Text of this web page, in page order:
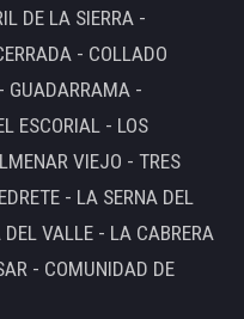
DE LA SIERRA -
- COLLADO
GUADARRAMA -
ESCORIAL - LOS
VIEJO - TRES
- LA SERNA DEL
VALLE - LA CABRERA
- COMUNIDAD DE